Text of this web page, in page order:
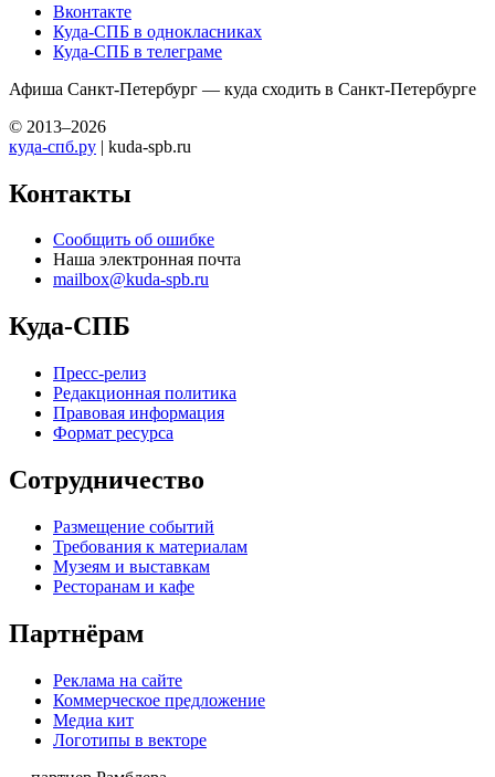
Вконтакте
Куда-СПБ в однокласниках
Куда-СПБ в телеграме
Афиша Санкт-Петербург — куда сходить в Санкт-Петербурге
© 2013–2026
куда-спб.ру | kuda-spb.ru
Контакты
Сообщить об ошибке
Наша электронная почта
mailbox@kuda-spb.ru
Куда-СПБ
Пресс-релиз
Редакционная политика
Правовая информация
Формат ресурса
Сотрудничество
Размещение событий
Требования к материалам
Музеям и выставкам
Ресторанам и кафе
Партнёрам
Реклама на сайте
Коммерческое предложение
Медиа кит
Логотипы в векторе